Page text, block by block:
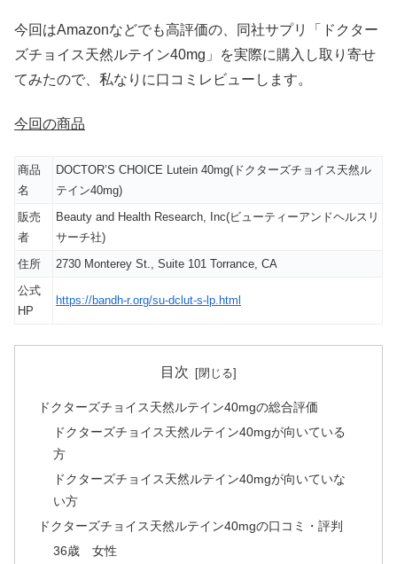
今回はAmazonなどでも高評価の、同社サプリ「ドクター
ズチョイス天然ルテイン40mg」を実際に購入し取り寄せ
てみたので、私なりに口コミレビューします。
今回の商品
商品
名
DOCTOR’S CHOICE Lutein 40mg(ドクターズチョイス天然ル
テイン40mg)
販売
者
Beauty and Health Research, Inc(ビューティーアンドヘルスリ
サーチ社)
住所
2730 Monterey St., Suite 101 Torrance, CA
公式
HP
https://bandh-r.org/su-dclut-s-lp.html
目次
ドクターズチョイス天然ルテイン40mgの総合評価
ドクターズチョイス天然ルテイン40mgが向いている
方
ドクターズチョイス天然ルテイン40mgが向いていな
い方
ドクターズチョイス天然ルテイン40mgの口コミ・評判
36歳 女性